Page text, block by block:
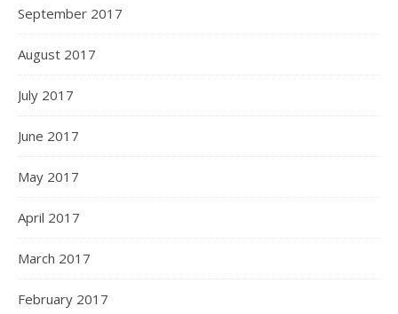
September 2017
August 2017
July 2017
June 2017
May 2017
April 2017
March 2017
February 2017